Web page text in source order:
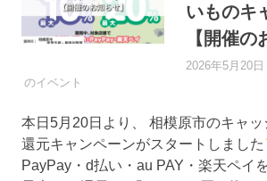
いものキ
【開催の
2026年5月20日
のイベント
本日5月20日より、 相模原市のキャッ
還元キャンペーンがスタートしました
PayPay・d払い・au PAY・楽天ペイ